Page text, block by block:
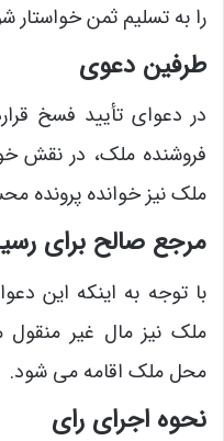
را به تسلیم ثمن خواستار
طرفین دعوی
در دعوای تأیید فسخ
فروشنده ملک، در نقش
ملک نیز خوانده پرونده
مرجع صالح برای
با توجه به اینکه این
ملک نیز مال غیر
محل ملک اقامه می شود.
نحوه اجرای رای